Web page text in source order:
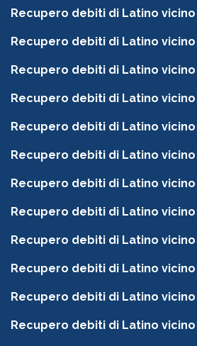
Recupero debiti di Latino
Recupero debiti di Latino vicino
Recupero debiti di Latino
Recupero debiti di Latino
Recupero debiti di Latino vicino
Recupero debiti di Latino vicino
Recupero debiti di Latino
Recupero debiti di Latino
Recupero debiti di Latino vicino
Recupero debiti di Latino
Recupero debiti di Latino
Recupero debiti di Latino